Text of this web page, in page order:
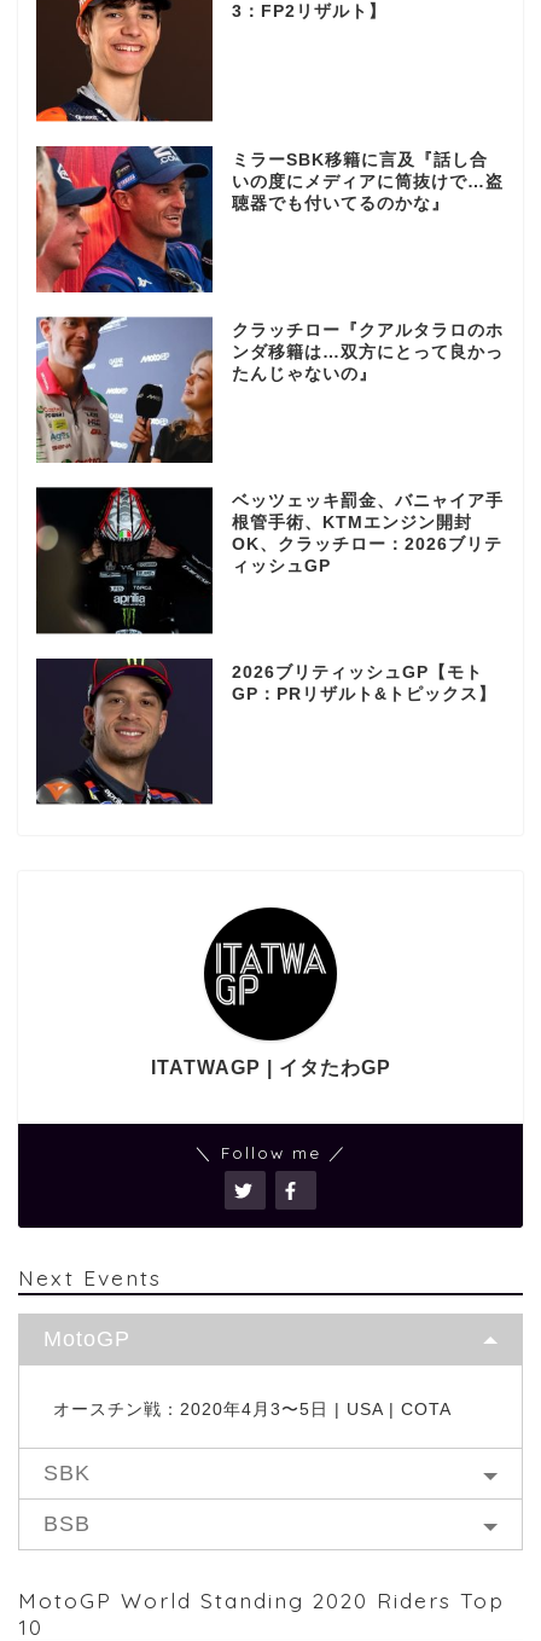
3：FP2リザルト】
ミラーSBK移籍に言及『話し合
いの度にメディアに筒抜けで…盗
聴器でも付いてるのかな』
クラッチロー『クアルタラロのホ
ンダ移籍は…双方にとって良かっ
たんじゃないの』
ベッツェッキ罰金、バニャイア手
根管手術、KTMエンジン開封
OK、クラッチロー：2026ブリテ
ィッシュGP
2026ブリティッシュGP【モト
GP：PRリザルト&トピックス】
ITATWAGP | イタたわGP
＼ Follow me ／
Next Events
MotoGP
オースチン戦：2020年4月3〜5日 | USA | COTA
SBK
BSB
MotoGP World Standing 2020 Riders Top
10